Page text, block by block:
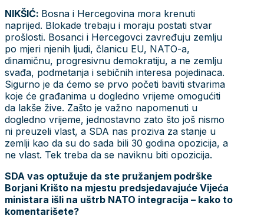
NIKŠIĆ: Bosna i Hercegovina mora krenuti
naprijed. Blokade trebaju i moraju postati stvar
prošlosti. Bosanci i Hercegovci zavređuju zemlju
po mjeri njenih ljudi, članicu EU, NATO-a,
dinamičnu, progresivnu demokratiju, a ne zemlju
svađa, podmetanja i sebičnih interesa pojedinaca.
Sigurno je da ćemo se prvo početi baviti stvarima
koje će građanima u dogledno vrijeme omogućiti
da lakše žive. Zašto je važno napomenuti u
dogledno vrijeme, jednostavno zato što još nismo
ni preuzeli vlast, a SDA nas proziva za stanje u
zemlji kao da su do sada bili 30 godina opozicija, a
ne vlast. Tek treba da se naviknu biti opozicija.
SDA vas optužuje da ste pružanjem podrške
Borjani Krišto na mjestu predsjedavajuće Vijeća
ministara išli na uštrb NATO integracija – kako to
komentarišete?